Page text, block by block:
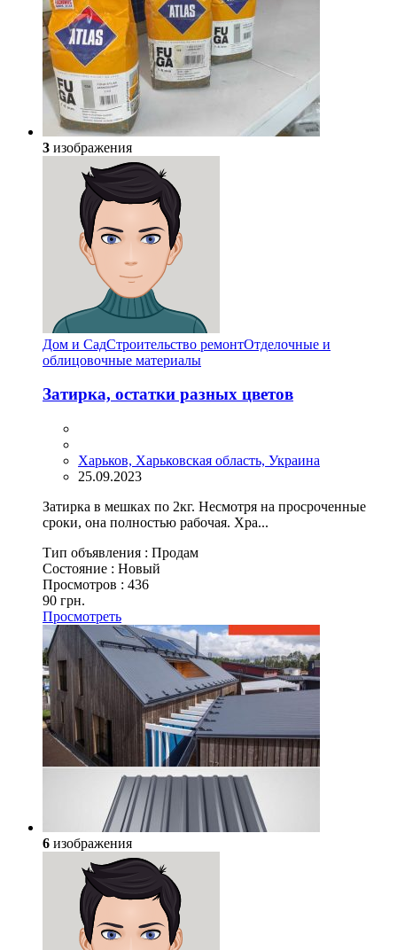
3 изображения
Дом и СадСтроительство ремонтОтделочные и
облицовочные материалы
Затирка, остатки разных цветов
Харьков, Харьковская область, Украина
25.09.2023
Затирка в мешках по 2кг. Несмотря на просроченные
сроки, она полностью рабочая. Хра...
Тип объявления : Продам
Состояние : Новый
Просмотров : 436
90 грн.
Просмотреть
6 изображения